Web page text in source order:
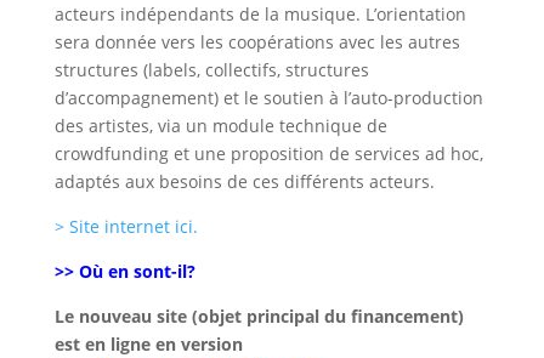
acteurs indépendants de la musique. L’orientation
sera donnée vers les coopérations avec les autres
structures (labels, collectifs, structures
d’accompagnement) et le soutien à l’auto-production
des artistes, via un module technique de
crowdfunding et une proposition de services ad hoc,
adaptés aux besoins de ces différents acteurs.
> Site internet ici.
>> Où en sont-il?
Le nouveau site (objet principal du financement)
est en ligne en version